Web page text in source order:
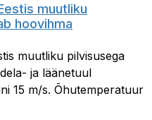
muutliku
hoovihma
muutliku pilvisusega
ja läänetuul
15 m/s. Õhutemperatuur